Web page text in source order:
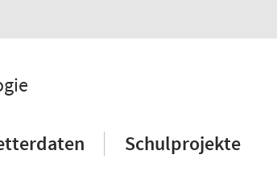
Schulprojekte